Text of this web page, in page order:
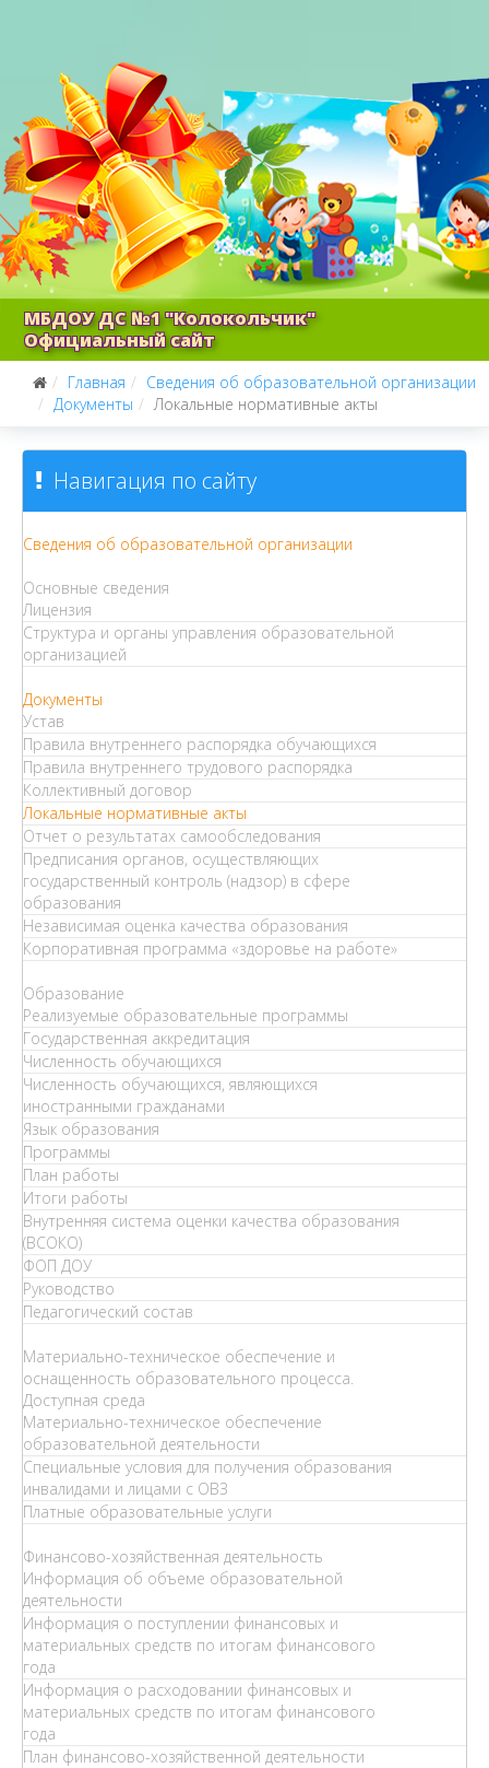
МБДОУ ДС №1 "Колокольчик"
Официальный сайт
Главная
Сведения об образовательной организации
Документы
Локальные нормативные акты
Навигация по сайту
Сведения об образовательной организации
Основные сведения
Лицензия
Структура и органы управления образовательной
организацией
Документы
Устав
Правила внутреннего распорядка обучающихся
Правила внутреннего трудового распорядка
Коллективный договор
Локальные нормативные акты
Отчет о результатах самообследования
Предписания органов, осуществляющих
государственный контроль (надзор) в сфере
образования
Независимая оценка качества образования
Корпоративная программа «здоровье на работе»
Образование
Реализуемые образовательные программы
Государственная аккредитация
Численность обучающихся
Численность обучающихся, являющихся
иностранными гражданами
Язык образования
Программы
План работы
Итоги работы
Внутренняя система оценки качества образования
(ВСОКО)
ФОП ДОУ
Руководство
Педагогический состав
Материально-техническое обеспечение и
оснащенность образовательного процесса.
Доступная среда
Материально-техническое обеспечение
образовательной деятельности
Специальные условия для получения образования
инвалидами и лицами с ОВЗ
Платные образовательные услуги
Финансово-хозяйственная деятельность
Информация об объеме образовательной
деятельности
Информация о поступлении финансовых и
материальных средств по итогам финансового
года
Информация о расходовании финансовых и
материальных средств по итогам финансового
года
План финансово-хозяйственной деятельности